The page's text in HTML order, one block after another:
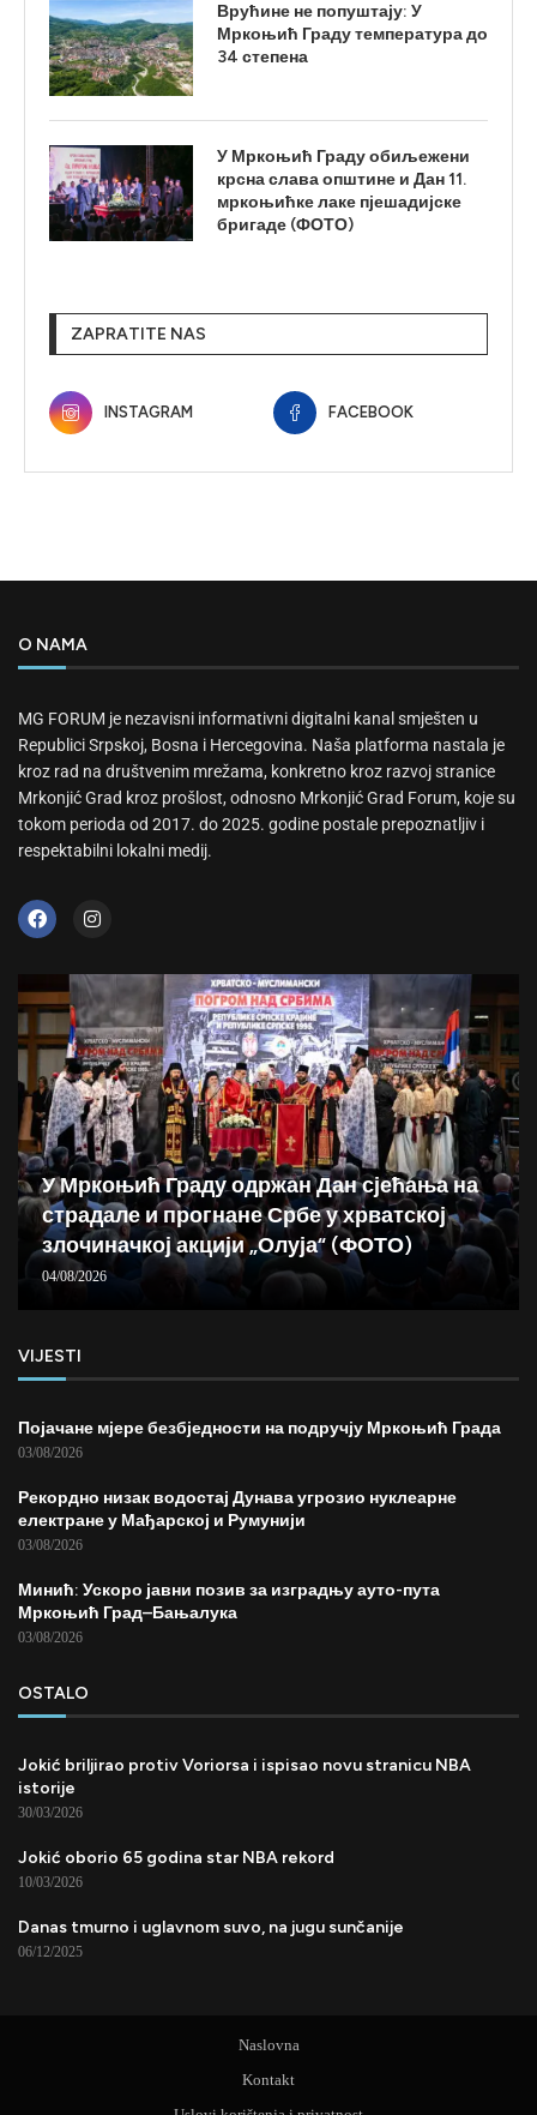
Врућине не попуштају: У
Мркоњић Граду температура до
34 степена
У Мркоњић Граду обиљежени
крсна слава општине и Дан 11.
мркоњићке лаке пјешадијске
бригаде (ФОТО)
ZAPRATITE NAS
INSTAGRAM FACEBOOK
O NAMA
MG FORUM je nezavisni informativni digitalni kanal smješten u
Republici Srpskoj, Bosna i Hercegovina. Naša platforma nastala je
kroz rad na društvenim mrežama, konkretno kroz razvoj stranice
Mrkonjić Grad kroz prošlost, odnosno Mrkonjić Grad Forum, koje su
tokom perioda od 2017. do 2025. godine postale prepoznatljiv i
respektabilni lokalni medij.
У Мркоњић Граду одржан Дан сјећања на
страдале и прогнане Србе у хрватској
злочиначкој акцији „Олуја“ (ФОТО)
04/08/2026
VIJESTI
Појачане мјере безбједности на подручју Мркоњић Града
03/08/2026
Рекордно низак водостај Дунава угрозио нуклеарне
електране у Мађарској и Румунији
03/08/2026
Минић: Ускоро јавни позив за изградњу ауто-пута
Мркоњић Град–Бањалука
03/08/2026
OSTALO
Jokić briljirao protiv Voriorsa i ispisao novu stranicu NBA
istorije
30/03/2026
Jokić oborio 65 godina star NBA rekord
10/03/2026
Danas tmurno i uglavnom suvo, na jugu sunčanije
06/12/2025
Naslovna
Kontakt